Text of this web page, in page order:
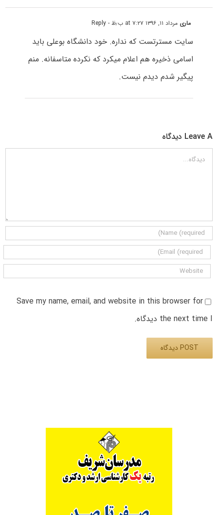
ماری مرداد ۱۱, ۱۳۹۶ at ۷:۲۷ ب٫ظ - Reply
سایت مسترتست که نداره. خود دانشگاه بوعلی باید
اسامی ذخیره هم اعلام میکرد که نکرده متاسفانه. منم
پیگیر شدم دیدم نیست.
Leave A دیدگاه
دیدگاه
Save my name, email, and website in this browser for
the next time I دیدگاه.